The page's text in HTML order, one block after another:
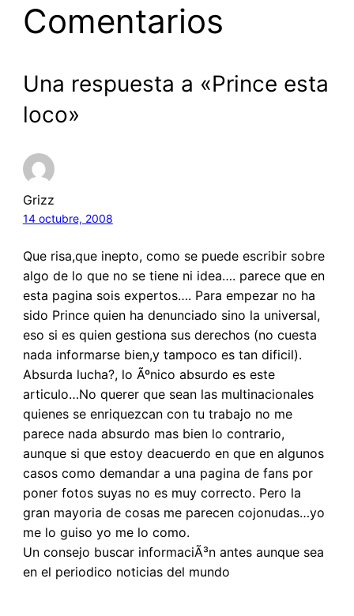
Comentarios
Una respuesta a «Prince esta
loco»
Grizz
14 octubre, 2008
Que risa,que inepto, como se puede escribir sobre
algo de lo que no se tiene ni idea…. parece que en
esta pagina sois expertos…. Para empezar no ha
sido Prince quien ha denunciado sino la universal,
eso si es quien gestiona sus derechos (no cuesta
nada informarse bien,y tampoco es tan dificil).
Absurda lucha?, lo Ãºnico absurdo es este
articulo…No querer que sean las multinacionales
quienes se enriquezcan con tu trabajo no me
parece nada absurdo mas bien lo contrario,
aunque si que estoy deacuerdo en que en algunos
casos como demandar a una pagina de fans por
poner fotos suyas no es muy correcto. Pero la
gran mayoria de cosas me parecen cojonudas…yo
me lo guiso yo me lo como.
Un consejo buscar informaciÃ³n antes aunque sea
en el periodico noticias del mundo